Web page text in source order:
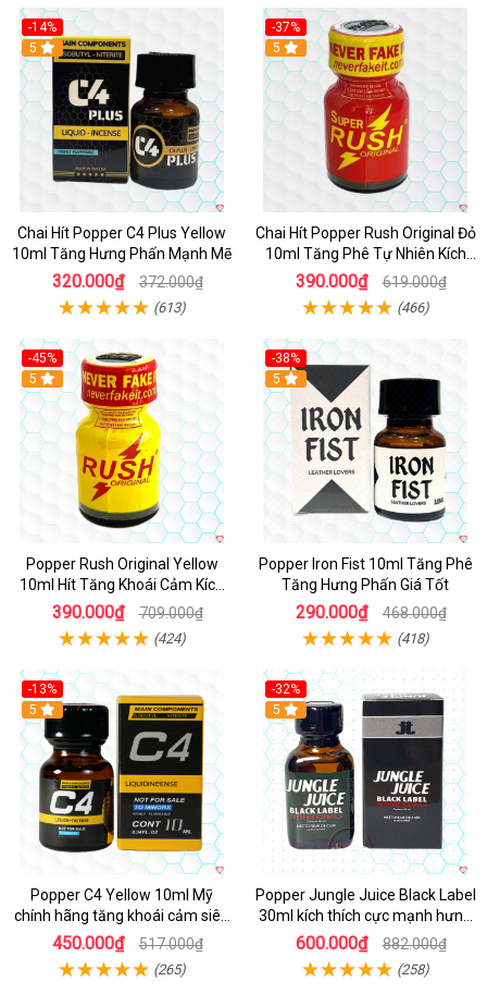
-14%
5
Chai Hít Popper C4 Plus Yellow
10ml Tăng Hưng Phấn Mạnh Mẽ
320.000₫ 372.000₫
(613)
-37%
5
Chai Hít Popper Rush Original Đỏ
10ml Tăng Phê Tự Nhiên Kích
Thích
390.000₫ 619.000₫
(466)
-45%
5
Popper Rush Original Yellow
10ml Hít Tăng Khoái Cảm Kích
Thích Mạnh
390.000₫ 709.000₫
(424)
-38%
5
Popper Iron Fist 10ml Tăng Phê
Tăng Hưng Phấn Giá Tốt
290.000₫ 468.000₫
(418)
-13%
Hot
5
Popper C4 Yellow 10ml Mỹ
chính hãng tăng khoái cảm siêu
mạnh
450.000₫ 517.000₫
(265)
-32%
5
Popper Jungle Juice Black Label
30ml kích thích cực mạnh hưng
phấn
600.000₫ 882.000₫
(258)